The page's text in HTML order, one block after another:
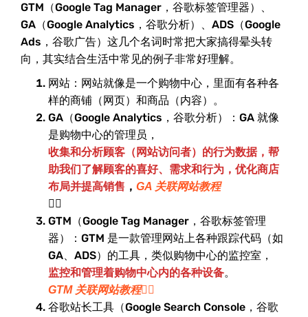
GTM（Google Tag Manager，谷歌标签管理器）、
GA（Google Analytics，谷歌分析）、ADS（Google
Ads，谷歌广告）这几个名词时常把大家搞得晕头转
向，其实结合生活中常见的例子非常好理解。
网站：网站就像是一个购物中心，里面有各种各
样的商铺（网页）和商品（内容）。
GA（Google Analytics，谷歌分析）：GA 就像
是购物中心的管理员，
收集和分析顾客（网站访问者）的行为数据，帮
助我们了解顾客的喜好、需求和行为，优化商店
布局并提高销售 ， GA 关联网站教程
👉🏻
GTM（Google Tag Manager，谷歌标签管理
器）：GTM 是一款管理网站上各种跟踪代码（如
GA、ADS）的工具，类似购物中心的监控室，
监控和管理着购物中心内的各种设备。
GTM 关联网站教程👉🏻
谷歌站长工具（Google Search Console，谷歌